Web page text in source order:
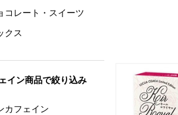
コレート・スイーツ
クス
イン商品で絞り込み
カフェイン